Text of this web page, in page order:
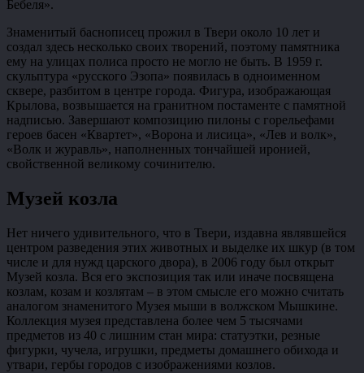
Бебеля».
Знаменитый баснописец прожил в Твери около 10 лет и
создал здесь несколько своих творений, поэтому памятника
ему на улицах полиса просто не могло не быть. В 1959 г.
скульптура «русского Эзопа» появилась в одноименном
сквере, разбитом в центре города. Фигура, изображающая
Крылова, возвышается на гранитном постаменте с памятной
надписью. Завершают композицию пилоны с горельефами
героев басен «Квартет», «Ворона и лисица», «Лев и волк»,
«Волк и журавль», наполненных тончайшей иронией,
свойственной великому сочинителю.
Музей козла
Нет ничего удивительного, что в Твери, издавна являвшейся
центром разведения этих животных и выделке их шкур (в том
числе и для нужд царского двора), в 2006 году был открыт
Музей козла. Вся его экспозиция так или иначе посвящена
козлам, козам и козлятам – в этом смысле его можно считать
аналогом знаменитого Музея мыши в волжском Мышкине.
Коллекция музея представлена более чем 5 тысячами
предметов из 40 с лишним стан мира: статуэтки, резные
фигурки, чучела, игрушки, предметы домашнего обихода и
утвари, гербы городов с изображениями козлов.